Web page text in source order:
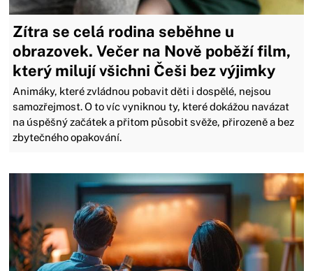
Zítra se celá rodina seběhne u
obrazovek. Večer na Nově poběží film,
který milují všichni Češi bez výjimky
Animáky, které zvládnou pobavit děti i dospělé, nejsou
samozřejmost. O to víc vyniknou ty, které dokážou navázat
na úspěšný začátek a přitom působit svěže, přirozeně a bez
zbytečného opakování.